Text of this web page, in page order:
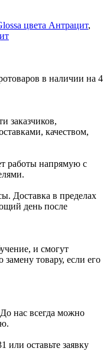
цвета Антрацит,
в наличии на 4
заказчиков,
качеством,
работы напрямую с
Доставка в пределах
день после
и смогут
товару, если его
нас всегда можно
или оставьте заявку